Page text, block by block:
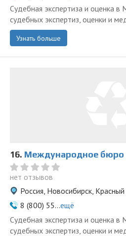
Судебная экспертиза и оценка
судебных экспертиз, оценки и
Узнать больше
16. Международное бюро судебных
нет отзывов
Россия, Новосибирск,
8 (800) 55...ещё
Судебная экспертиза и оценка
судебных экспертиз, оценки и